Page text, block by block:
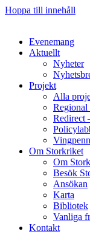
Hoppa till innehåll
Evenemang
Aktuellt
Nyheter
Projekt
Alla
Regional
Redirect
Om Storkriket
Om
Besök
Ansökan
Karta
Bibliotek
Vanliga
Kontakt